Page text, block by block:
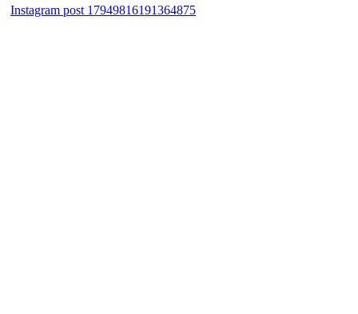
Instagram post 17949816191364875